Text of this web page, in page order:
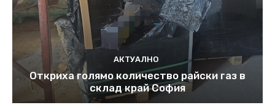
АКТУАЛНО
Откриха голямо количество райски газ в
склад край София